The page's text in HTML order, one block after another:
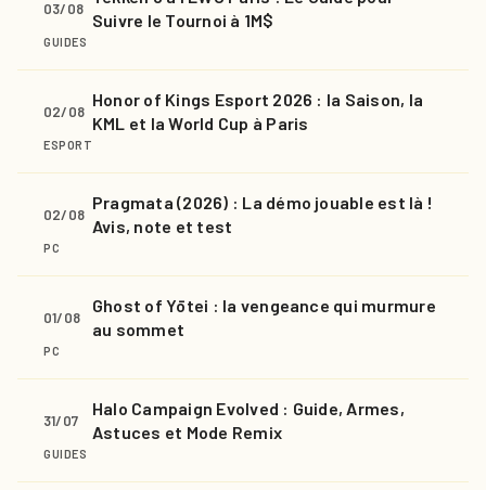
03/08
Suivre le Tournoi à 1M$
GUIDES
02/08
Honor of Kings Esport 2026 : la Saison, la
KML et la World Cup à Paris
ESPORT
02/08
Pragmata (2026) : La démo jouable est là !
Avis, note et test
PC
01/08
Ghost of Yōtei : la vengeance qui murmure
au sommet
PC
31/07
Halo Campaign Evolved : Guide, Armes,
Astuces et Mode Remix
GUIDES